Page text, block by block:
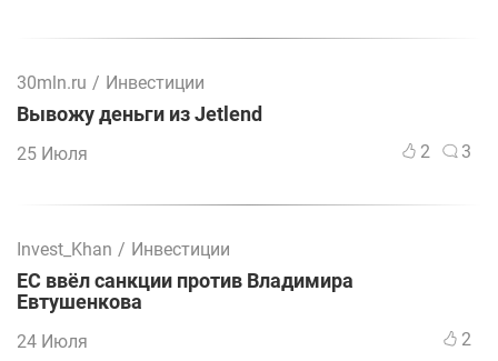
30mln.ru / Инвестиции
Вывожу деньги из Jetlend
25 Июля 2 3
Invest_Khan / Инвестиции
ЕС ввёл санкции против Владимира
Евтушенкова
24 Июля 2